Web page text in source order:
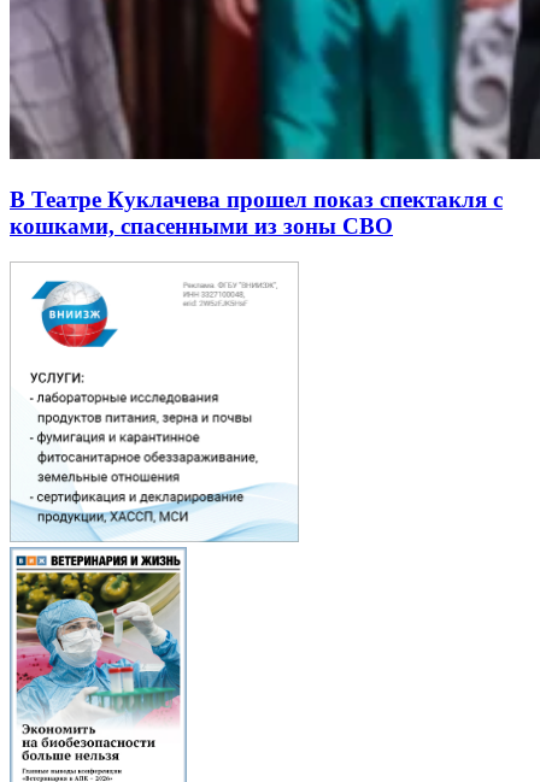
В Театре Куклачева прошел показ спектакля с
кошками, спасенными из зоны СВО